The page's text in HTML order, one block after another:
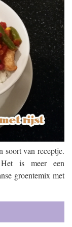
soort van receptje.
is meer een
groentemix met